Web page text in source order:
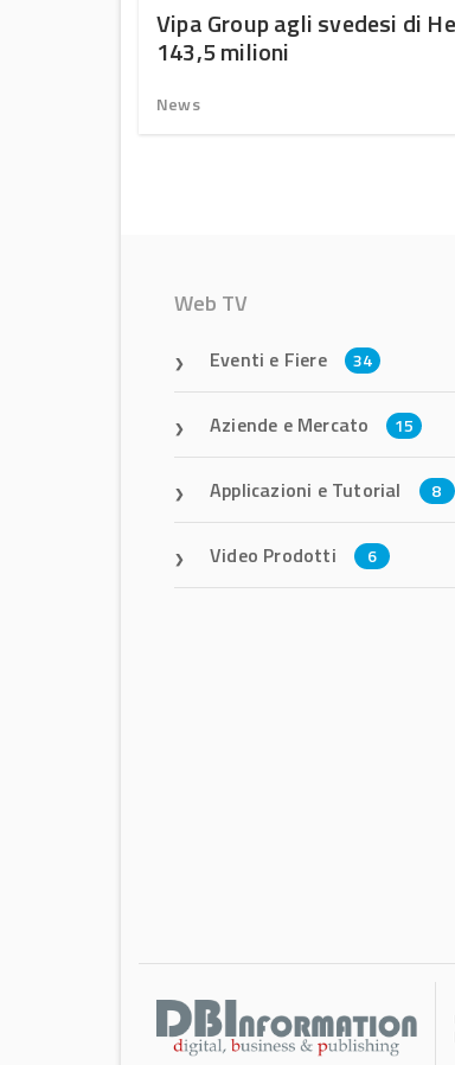
Vipa Group agli svedesi di
143,5 milioni
News
Web TV
Eventi e Fiere 34
Aziende e Mercato 15
Applicazioni e Tutorial 8
Video Prodotti 6